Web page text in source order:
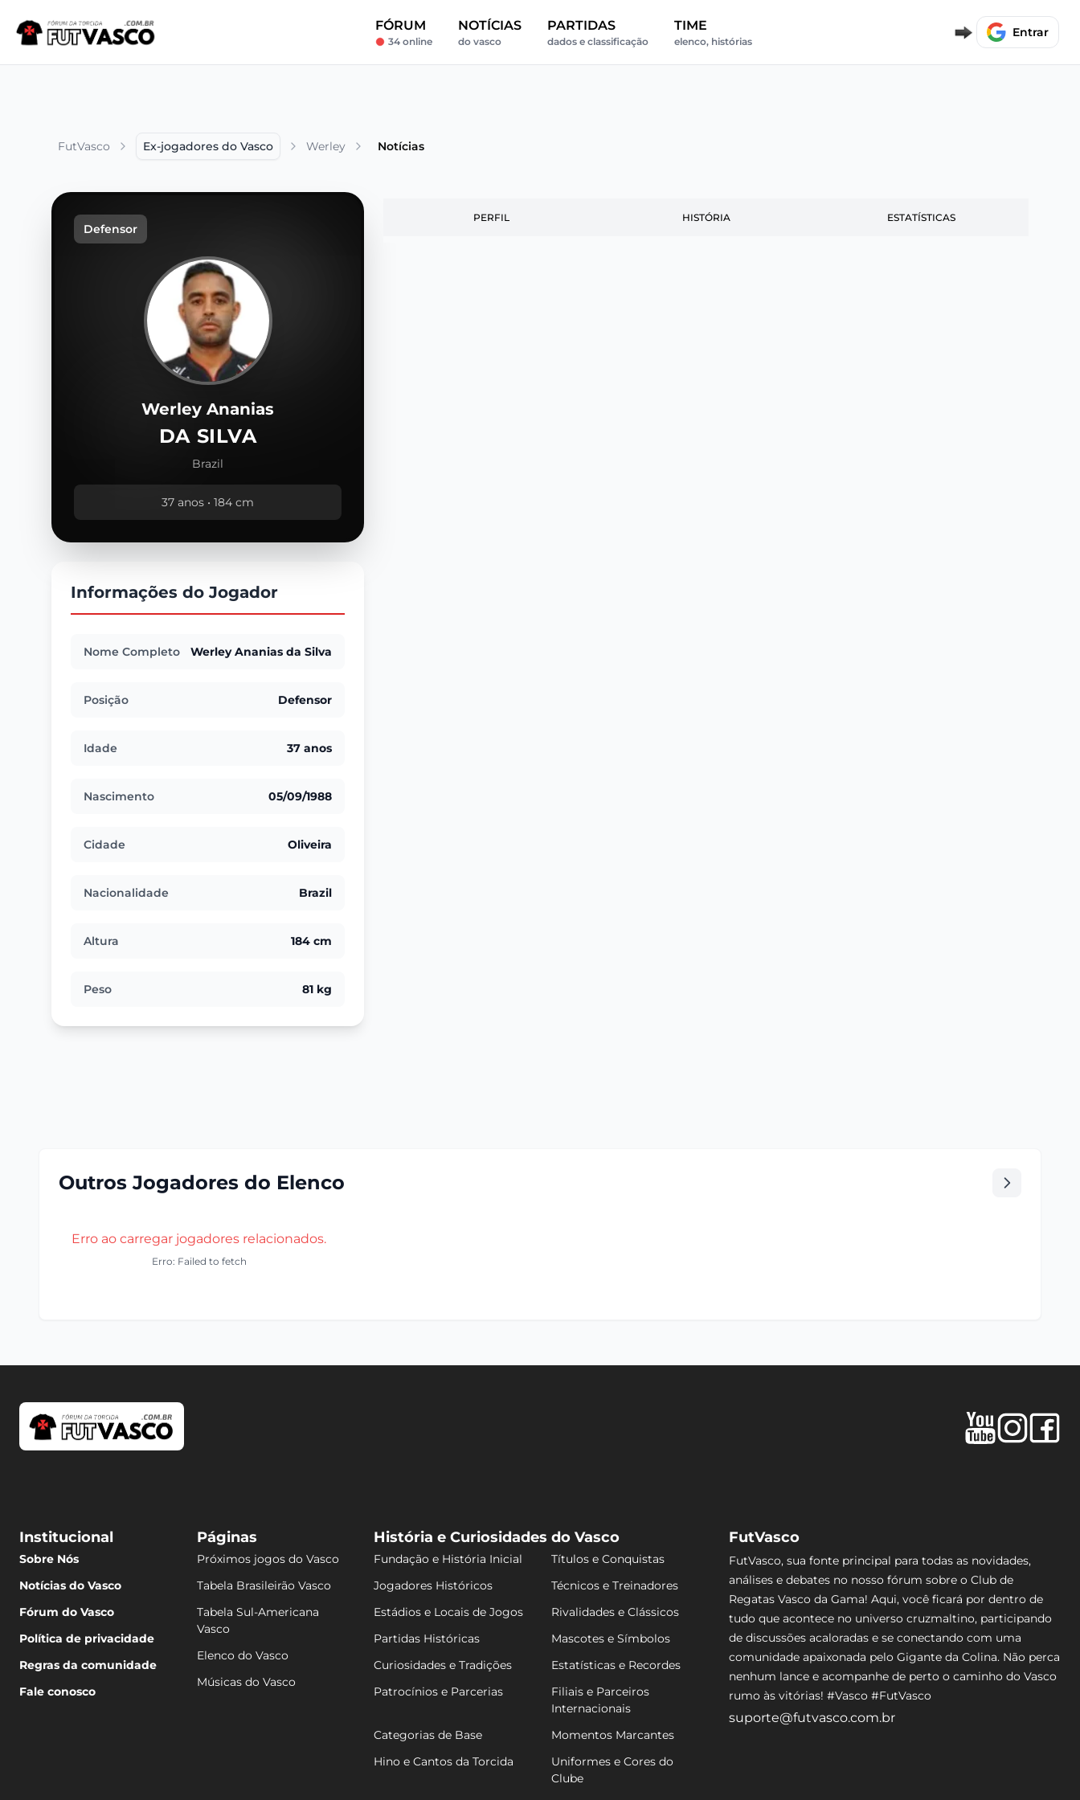
FÓRUM
34 online
NOTÍCIAS
do vasco
PARTIDAS
dados e classificação
TIME
elenco, histórias
Entrar
FutVasco Ex-jogadores do Vasco Werley Notícias
Defensor
Werley Ananias
DA SILVA
Brazil
37 anos • 184 cm
Informações do Jogador
Nome Completo Werley Ananias da Silva
Posição Defensor
Idade 37 anos
Nascimento 05/09/1988
Cidade Oliveira
Nacionalidade Brazil
Altura 184 cm
Peso 81 kg
PERFIL HISTÓRIA ESTATÍSTICAS
Outros Jogadores do Elenco
Erro ao carregar jogadores relacionados.
Erro: Failed to fetch
Institucional
Sobre Nós
Notícias do Vasco
Fórum do Vasco
Política de privacidade
Regras da comunidade
Fale conosco
Páginas
Próximos jogos do Vasco
Tabela Brasileirão Vasco
Tabela Sul-Americana
Vasco
Elenco do Vasco
Músicas do Vasco
História e Curiosidades do Vasco
Fundação e História Inicial
Títulos e Conquistas
Jogadores Históricos
Técnicos e Treinadores
Estádios e Locais de Jogos
Rivalidades e Clássicos
Partidas Históricas
Mascotes e Símbolos
Curiosidades e Tradições
Estatísticas e Recordes
Patrocínios e Parcerias
Filiais e Parceiros
Internacionais
Categorias de Base
Momentos Marcantes
Hino e Cantos da Torcida
Uniformes e Cores do
Clube
FutVasco
FutVasco, sua fonte principal para todas as novidades,
análises e debates no nosso fórum sobre o Club de
Regatas Vasco da Gama! Aqui, você ficará por dentro de
tudo que acontece no universo cruzmaltino, participando
de discussões acaloradas e se conectando com uma
comunidade apaixonada pelo Gigante da Colina. Não perca
nenhum lance e acompanhe de perto o caminho do Vasco
rumo às vitórias! #Vasco #FutVasco
suporte@futvasco.com.br